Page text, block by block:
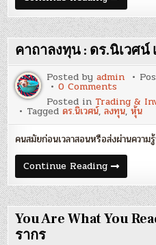
ว
รากร
ของ
หุ้น
VI
:
ดร.นิเวศน์
เหม
วชิร
ว
รากร
คาถาลงทุน : ดร.นิเวศน์
Posted byadmin
0 Comments
คาถา
ลงทุน
:
ดร.นิเวศน์
เหม
วชิร
ว
รากร
Posted in Trading &
Tagged ดร.นิเวศน์,ลงทุน,หุ้น
คนสมัยก่อนเวลาสอนหรือส่งผ่านความ
Continue Readingคาถา
ลงทุน
:
ดร.นิเวศน์
เหม
วชิร
ว
You Are What You
รากร